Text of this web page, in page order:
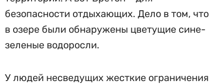
безопасности отдыхающих. Дело в том, что
в озере были обнаружены цветущие сине-
зеленые водоросли.
У людей несведущих жесткие ограничения